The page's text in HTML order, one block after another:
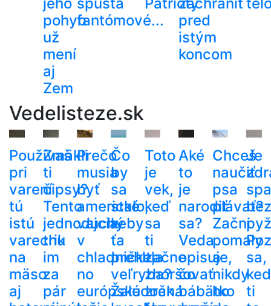
pohyb
už
mení
aj
Zem
fantómové...
pred
istým
koncom
Vedelisteze.sk
Používaš
pri
varení
tú
istú
varechu
na
mäso
aj
Zmäkli
ti
čipsy?
Tento
jednoduchý
trik
im
za
pár
Prečo
musia
byť
americké
vajcia
v
chladničke,
no
európske
Čo
by
sa
stalo,
keby
ťa
prehltla
veľryba?
Žalúdočná
Toto
je
vek,
keď
sa
ti
začne
zhoršovať
zrak.
Aké
to
je
narodiť
sa?
Veda
opisuje,
čo
bábätko
Chceš
naučiť
psa
plávať?
Začni
pomaly
a
nikdy
ho
Je
bez
sa,
ti